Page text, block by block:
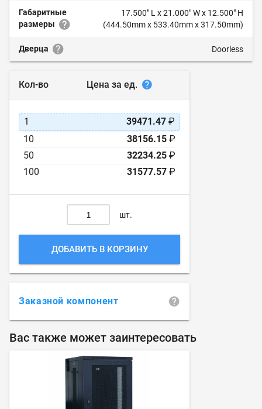
Габаритные
размеры
17.500" L x 21.000" W x 12.500" H
(444.50mm x 533.40mm x 317.50mm)
Дверца Doorless
Кол-во Цена за ед.
1 39471.47 ₽
10
38156.15 ₽
50
32234.25 ₽
100
31577.57 ₽
шт.
ДОБАВИТЬ В КОРЗИНУ
Заказной компонент
Вас также может заинтересовать